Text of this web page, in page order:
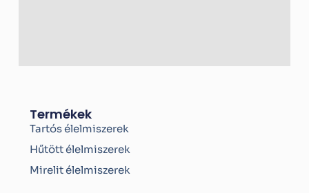
Termékek
Tartós élelmiszerek
Hűtött élelmiszerek
Mirelit élelmiszerek